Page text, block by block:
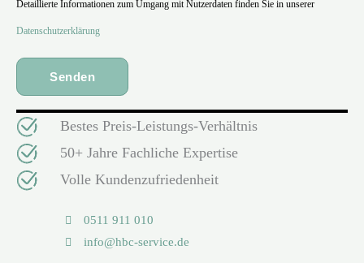
Detaillierte Informationen zum Umgang mit Nutzerdaten finden Sie in unserer
Datenschutzerklärung
Bestes Preis-Leistungs-Verhältnis
50+ Jahre Fachliche Expertise
Volle Kundenzufriedenheit
0511 911 010
info@hbc-service.de